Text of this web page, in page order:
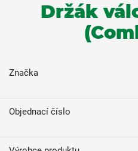
Držák
Značka
Objednací číslo